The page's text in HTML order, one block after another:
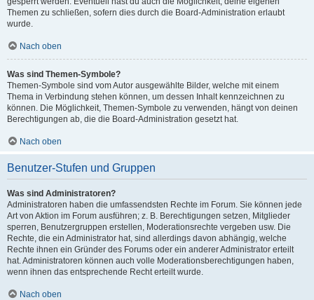
Themen zu schließen, sofern dies durch die Board-Administration erlaubt
wurde.
Nach oben
Was sind Themen-Symbole?
Themen-Symbole sind vom Autor ausgewählte Bilder, welche mit einem
Thema in Verbindung stehen können, um dessen Inhalt kennzeichnen zu
können. Die Möglichkeit, Themen-Symbole zu verwenden, hängt von deinen
Berechtigungen ab, die die Board-Administration gesetzt hat.
Nach oben
Benutzer-Stufen und Gruppen
Was sind Administratoren?
Administratoren haben die umfassendsten Rechte im Forum. Sie können jede
Art von Aktion im Forum ausführen; z. B. Berechtigungen setzen, Mitglieder
sperren, Benutzergruppen erstellen, Moderationsrechte vergeben usw. Die
Rechte, die ein Administrator hat, sind allerdings davon abhängig, welche
Rechte ihnen ein Gründer des Forums oder ein anderer Administrator erteilt
hat. Administratoren können auch volle Moderationsberechtigungen haben,
wenn ihnen das entsprechende Recht erteilt wurde.
Nach oben